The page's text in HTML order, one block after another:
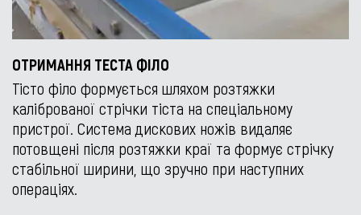
ОТРИМАННЯ ТЕСТА ФІЛО
Тісто філо формується шляхом розтяжки
каліброваної стрічки тіста на спеціальному
пристрої. Система дискових ножів видаляє
потовщені після розтяжки краї та формує стрічку
стабільної ширини, що зручно при наступних
операціях.